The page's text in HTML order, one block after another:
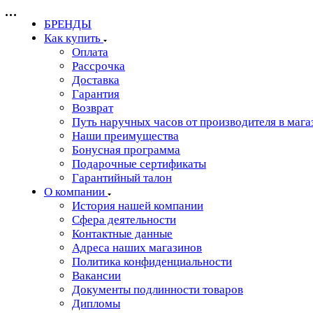
БРЕНДЫ
Как купить
Оплата
Рассрочка
Доставка
Гарантия
Возврат
Путь наручных часов от производителя в
Наши преимущества
Бонусная программа
Подарочные сертификаты
Гарантийный талон
О компании
История нашей компании
Сфера деятельности
Контактные данные
Адреса наших магазинов
Политика конфиденциальности
Вакансии
Документы подлинности товаров
Дипломы